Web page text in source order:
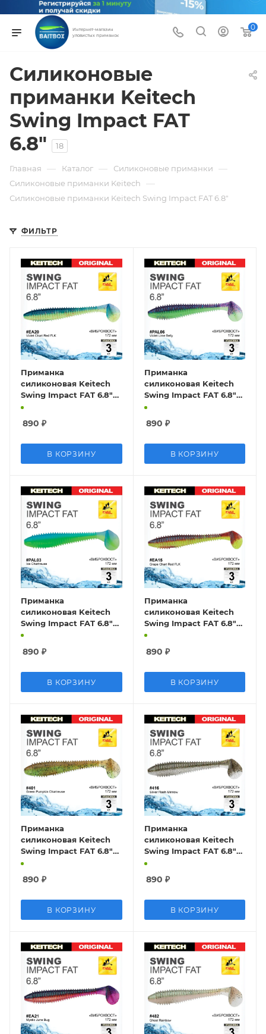
Интернет-магазин
уловистых приманок
0
Силиконовые
приманки Keitech
Swing Impact FAT
6.8"
18
Главная — Каталог — Силиконовые приманки —
Силиконовые приманки Keitech —
Силиконовые приманки Keitech Swing Impact FAT 6.8"
ФИЛЬТР
Приманка
силиконовая Keitech
Swing Impact FAT 6.8"
#EA20 Violet Chart Red
890 ₽
В КОРЗИНУ
Приманка
силиконовая Keitech
Swing Impact FAT 6.8"
#PAL06 Violet Lime
890 ₽
В КОРЗИНУ
Приманка
силиконовая Keitech
Swing Impact FAT 6.8"
#PAL03 Ice Chartreuse
890 ₽
В КОРЗИНУ
Приманка
силиконовая Keitech
Swing Impact FAT 6.8"
#EA15 Grape Chart Red
890 ₽
В КОРЗИНУ
Приманка
силиконовая Keitech
Swing Impact FAT 6.8"
#401 Green Pumpkin
890 ₽
В КОРЗИНУ
Приманка
силиконовая Keitech
Swing Impact FAT 6.8"
#416 Silver Flash
890 ₽
В КОРЗИНУ